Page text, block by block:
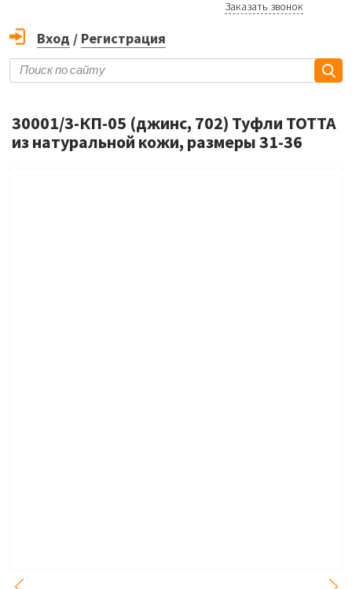
Заказать звонок
Вход / Регистрация
30001/3-КП-05 (джинс, 702) Туфли ТОТТА
из натуральной кожи, размеры 31-36